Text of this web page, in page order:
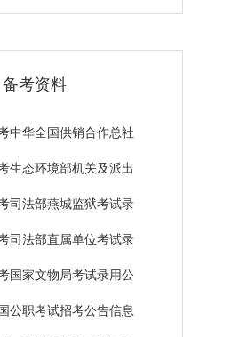
备考资料
中华全国供销合作总社
生态环境部机关及派出
司法部燕城监狱考试录
司法部直属单位考试录
国家文物局考试录用公
公职考试招考公告信息